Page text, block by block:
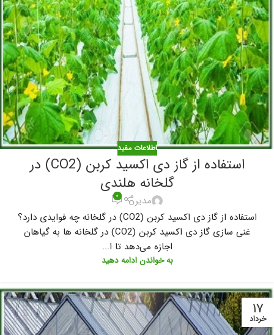
اطلاعات مفید
استفاده از گاز دی اکسید کربن (CO2) در
گلخانه هلندی
مدیر ۰
استفاده از گاز دی اکسید کربن (CO2) در گلخانه چه فوایدی دارد؟
غنی سازی گاز دی اکسید کربن (CO2) در گلخانه ها به گیاهان
اجازه می‌دهد تا ا...
به خواندن ادامه دهید
۱۷
خرداد